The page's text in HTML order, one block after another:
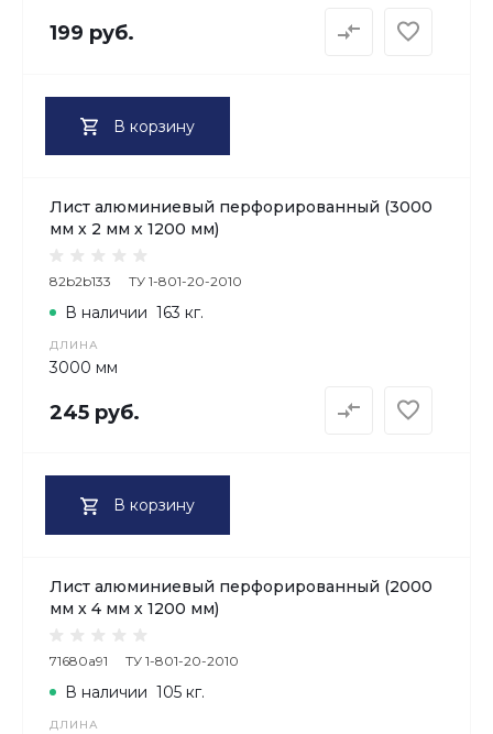
199 руб.
В корзину
Лист алюминиевый перфорированный (3000
мм х 2 мм х 1200 мм)
82b2b133 ТУ 1-801-20-2010
ДЛИНА
3000 мм
В наличии 163 кг.
245 руб.
В корзину
Лист алюминиевый перфорированный (2000
мм х 4 мм х 1200 мм)
71680a91 ТУ 1-801-20-2010
ДЛИНА
В наличии 105 кг.